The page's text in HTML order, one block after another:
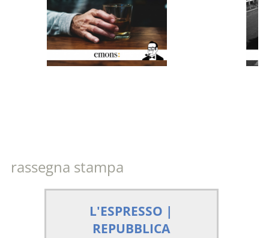
rassegna stampa
L'ESPRESSO |
REPUBBLICA